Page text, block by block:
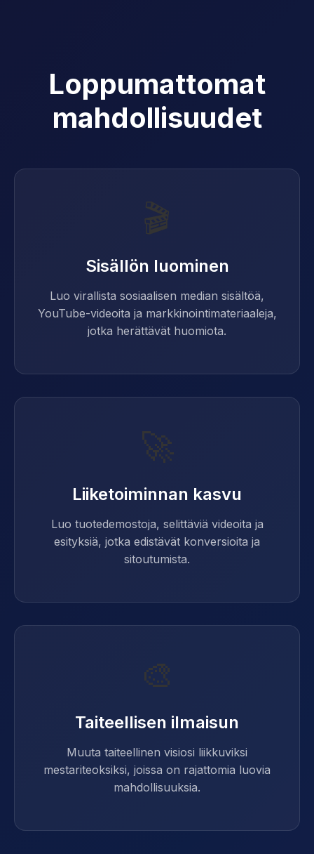
Loppumattomat
mahdollisuudet
🎬
Sisällön luominen
Luo virallista sosiaalisen median sisältöä,
YouTube-videoita ja markkinointimateriaaleja,
jotka herättävät huomiota.
🚀
Liiketoiminnan kasvu
Luo tuotedemostoja, selittäviä videoita ja
esityksiä, jotka edistävät konversioita ja
sitoutumista.
🎨
Taiteellisen ilmaisun
Muuta taiteellinen visiosi liikkuviksi
mestariteoksiksi, joissa on rajattomia luovia
mahdollisuuksia.